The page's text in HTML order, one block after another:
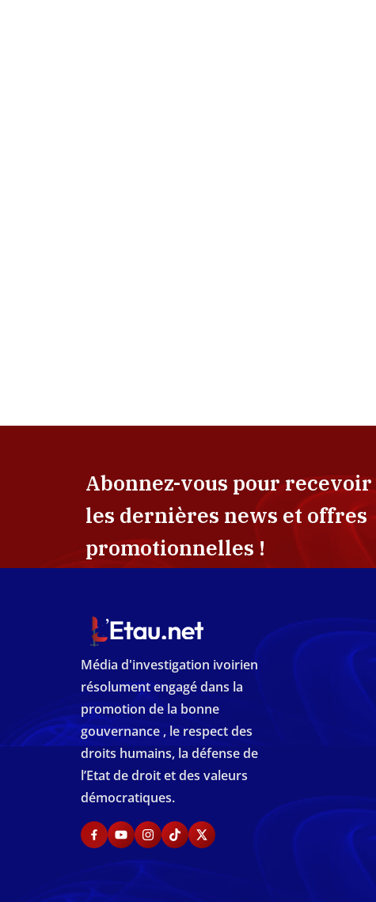
Abonnez-vous pour recevoir
les dernières news et offres
promotionnelles !
Média d'investigation ivoirien
résolument engagé dans la
promotion de la bonne
gouvernance , le respect des
droits humains, la défense de
l’Etat de droit et des valeurs
démocratiques.